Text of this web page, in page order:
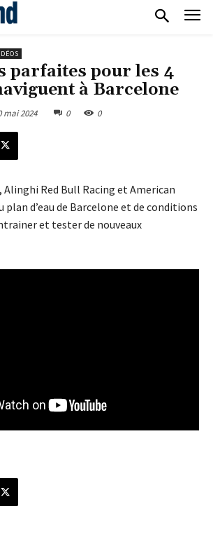
parfaites pour les 4
à Barcelone
mai 2024 0 0
Alinghi Red Bull Racing et American
d’eau de Barcelone et de conditions
et tester de nouveaux